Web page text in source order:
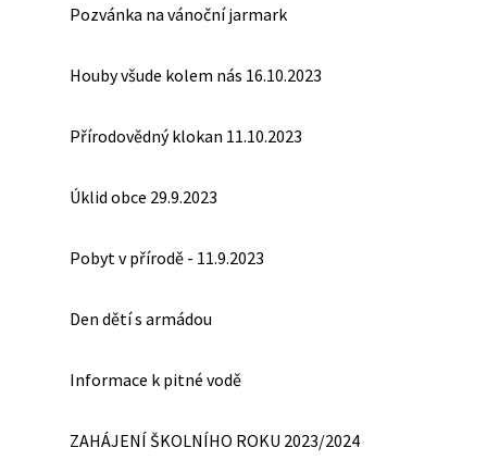
Pozvánka na vánoční jarmark
Houby všude kolem nás 16.10.2023
Přírodovědný klokan 11.10.2023
Úklid obce 29.9.2023
Pobyt v přírodě - 11.9.2023
Den dětí s armádou
Informace k pitné vodě
ZAHÁJENÍ ŠKOLNÍHO ROKU 2023/2024